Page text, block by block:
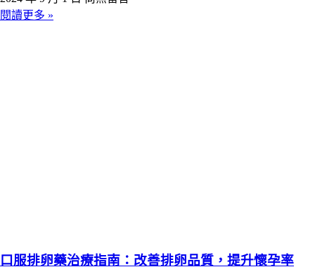
閱讀更多 »
口服排卵藥治療指南：改善排卵品質，提升懷孕率